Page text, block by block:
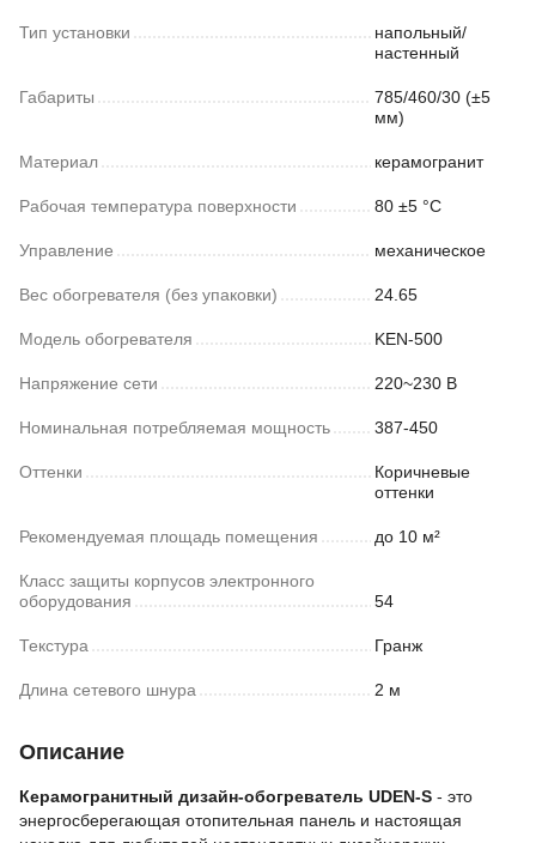
Тип установки
напольный/
настенный
Габариты
785/460/30 (±5
мм)
Материал керамогранит
Рабочая температура поверхности 80 ±5 °С
Управление механическое
Вес обогревателя (без упаковки) 24.65
Модель обогревателя KEN-500
Напряжение сети 220~230 В
Номинальная потребляемая мощность 387-450
Оттенки
Коричневые
оттенки
Рекомендуемая площадь помещения до 10 м²
Класс защиты корпусов электронного
оборудования
54
Текстура Гранж
Длина сетевого шнура 2 м
Описание
Керамогранитный дизайн-обогреватель UDEN-S - это
энергосберегающая отопительная панель и настоящая